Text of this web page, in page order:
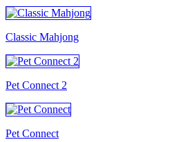
Classic Mahjong
Pet Connect 2
Pet Connect